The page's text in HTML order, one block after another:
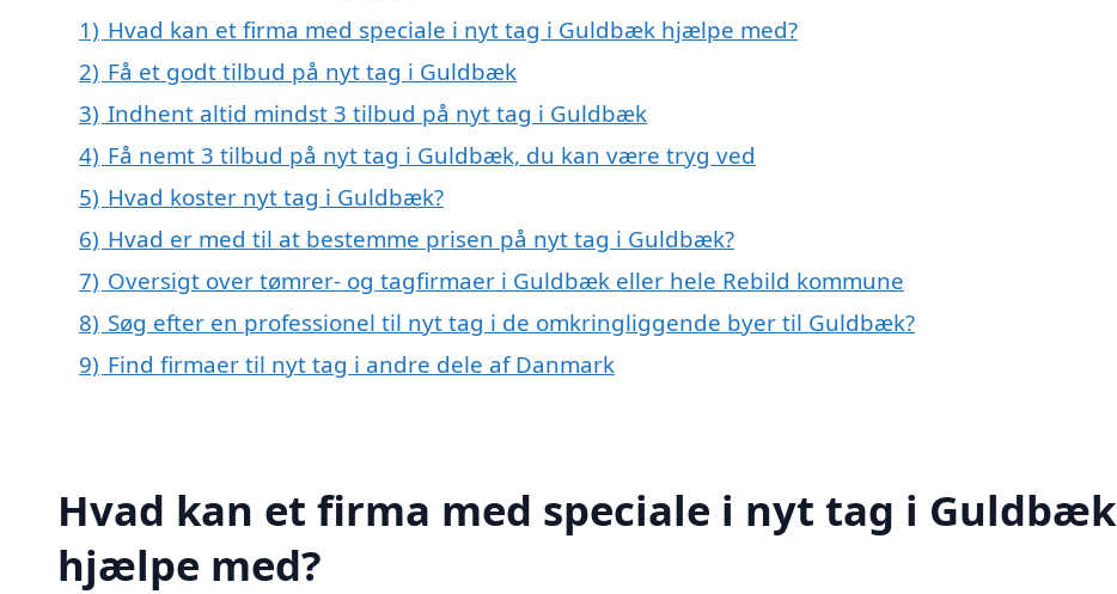
1) Hvad kan et firma med speciale i nyt tag i Guldbæk hjælpe med?
2) Få et godt tilbud på nyt tag i Guldbæk
3) Indhent altid mindst 3 tilbud på nyt tag i Guldbæk
4) Få nemt 3 tilbud på nyt tag i Guldbæk, du kan være tryg ved
5) Hvad koster nyt tag i Guldbæk?
6) Hvad er med til at bestemme prisen på nyt tag i Guldbæk?
7) Oversigt over tømrer- og tagfirmaer i Guldbæk eller hele Rebild kommune
8) Søg efter en professionel til nyt tag i de omkringliggende byer til Guldbæk?
9) Find firmaer til nyt tag i andre dele af Danmark
Hvad kan et firma med speciale i nyt tag i Guldbæk
hjælpe med?